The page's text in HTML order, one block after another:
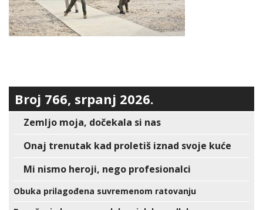
Broj 766, srpanj 2026.
Zemljo moja, dočekala si nas
Onaj trenutak kad proletiš iznad svoje kuće
Mi nismo heroji, nego profesionalci
Obuka prilagođena suvremenom ratovanju